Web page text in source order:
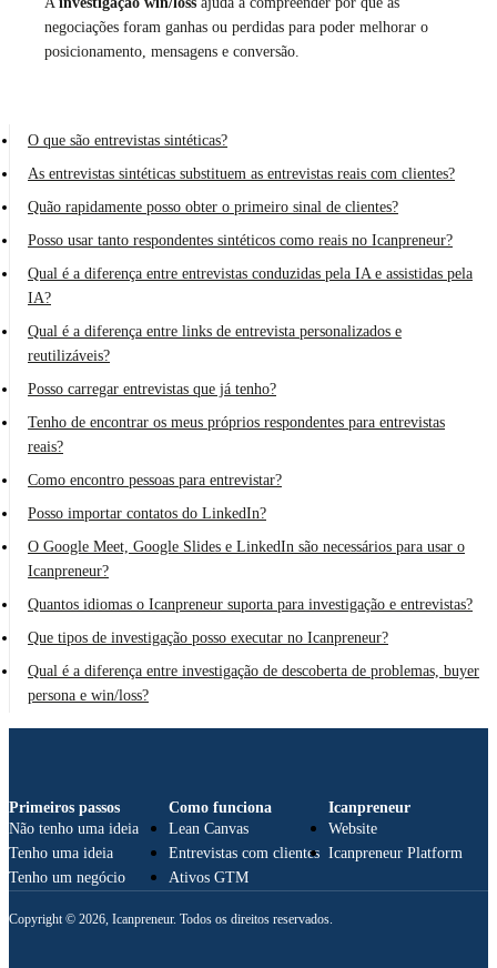
negociações foram ganhas ou perdidas para poder melhorar o
posicionamento, mensagens e conversão.
O que são entrevistas sintéticas?
As entrevistas sintéticas substituem as entrevistas reais com clientes?
Quão rapidamente posso obter o primeiro sinal de clientes?
Posso usar tanto respondentes sintéticos como reais no Icanpreneur?
Qual é a diferença entre entrevistas conduzidas pela IA e assistidas pela
IA?
Qual é a diferença entre links de entrevista personalizados e
reutilizáveis?
Posso carregar entrevistas que já tenho?
Tenho de encontrar os meus próprios respondentes para entrevistas
reais?
Como encontro pessoas para entrevistar?
Posso importar contatos do LinkedIn?
O Google Meet, Google Slides e LinkedIn são necessários para usar o
Icanpreneur?
Quantos idiomas o Icanpreneur suporta para investigação e entrevistas?
Que tipos de investigação posso executar no Icanpreneur?
Qual é a diferença entre investigação de descoberta de problemas, buyer
persona e win/loss?
Primeiros passos
Não tenho uma ideia
Tenho uma ideia
Tenho um negócio
Como funciona
Lean Canvas
Entrevistas com clientes
Ativos GTM
Icanpreneur
Website
Icanpreneur Platform
Copyright © 2026, Icanpreneur. Todos os direitos reservados.